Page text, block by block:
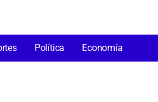
Política Economía